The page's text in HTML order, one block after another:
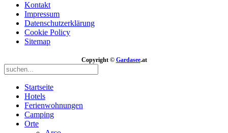
Kontakt
Impressum
Datenschutzerklärung
Cookie Policy
Sitemap
Copyright © Gardasee.at
Startseite
Hotels
Ferienwohnungen
Camping
Orte